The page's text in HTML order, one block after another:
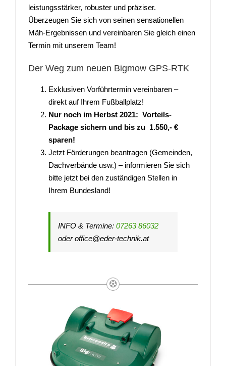
leistungsstärker, robuster und präziser.
Überzeugen Sie sich von seinen sensationellen
Mäh-Ergebnissen und vereinbaren Sie gleich einen
Termin mit unserem Team!
Der Weg zum neuen Bigmow GPS-RTK
Exklusiven Vorführtermin vereinbaren –
direkt auf Ihrem Fußballplatz!
Nur noch im Herbst 2021: Vorteils-
Package sichern und bis zu 1.550,- €
sparen!
Jetzt Förderungen beantragen (Gemeinden,
Dachverbände usw.) – informieren Sie sich
bitte jetzt bei den zuständigen Stellen in
Ihrem Bundesland!
INFO & Termine: 07263 86032
oder office@eder-technik.at